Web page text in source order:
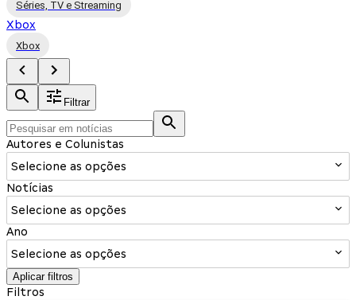
Séries, TV e Streaming
Xbox
Xbox
Filtrar
Autores e Colunistas
Selecione as opções
Notícias
Selecione as opções
Ano
Selecione as opções
Aplicar filtros
Filtros